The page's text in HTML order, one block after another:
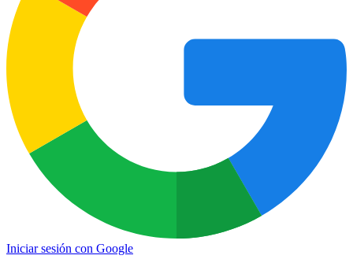
Iniciar sesión con Google